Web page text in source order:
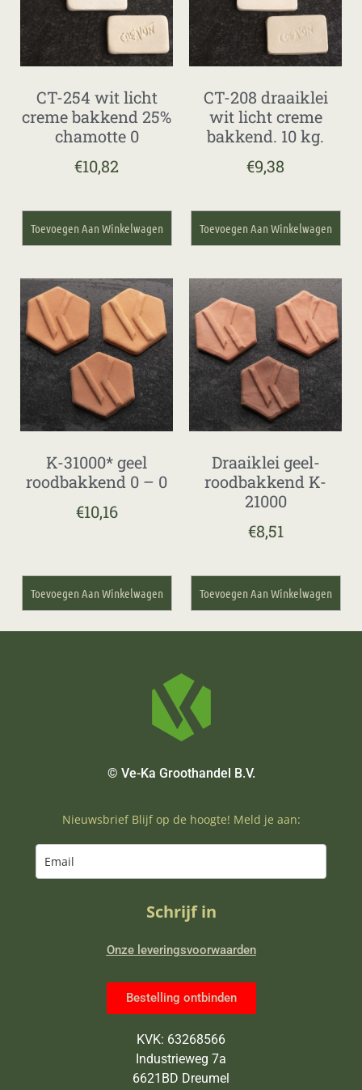
CT-254 wit licht
creme bakkend 25%
chamotte 0
€10,82
Toevoegen Aan Winkelwagen
CT-208 draaiklei
wit licht creme
bakkend. 10 kg.
€9,38
Toevoegen Aan Winkelwagen
K-31000* geel
roodbakkend 0 – 0
€10,16
Toevoegen Aan Winkelwagen
Draaiklei geel-
roodbakkend K-
21000
€8,51
Toevoegen Aan Winkelwagen
© Ve-Ka Groothandel B.V.
Nieuwsbrief Blijf op de hoogte! Meld je aan:
Schrijf in
Onze leveringsvoorwaarden
Bestelling ontbinden
KVK: 63268566
Industrieweg 7a
6621BD Dreumel